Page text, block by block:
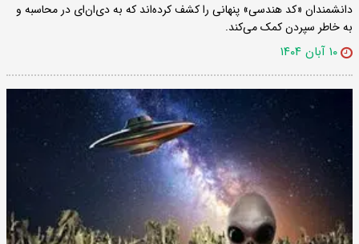
دانشمندان «کد هندسی» پنهانی را کشف کرده‌اند که به دی‌ان‌ای در محاسبه و
به خاطر سپردن کمک می‌کند.
۱۰ آبان ۱۴۰۴